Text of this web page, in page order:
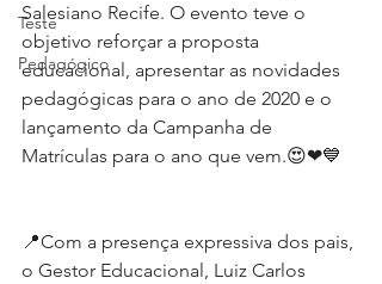
Teste
Pedagógico
Salesiano Recife. O evento teve o
objetivo reforçar a proposta
educacional, apresentar as novidades
pedagógicas para o ano de 2020 e o
lançamento da Campanha de
Matrículas para o ano que vem.😍❤💙
📍Com a presença expressiva dos pais,
o Gestor Educacional, Luiz Carlos